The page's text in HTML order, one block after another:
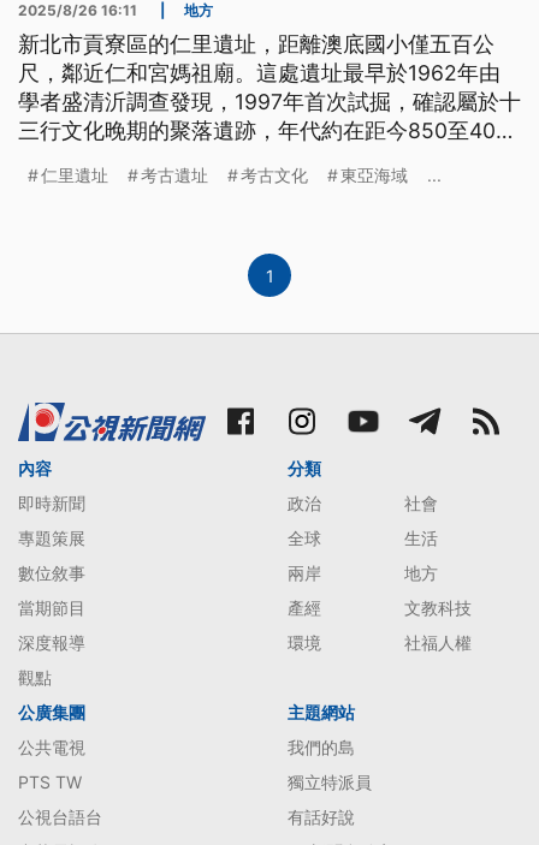
2025/8/26 16:11 地方
新北市貢寮區的仁里遺址，距離澳底國小僅五百公
尺，鄰近仁和宮媽祖廟。這處遺址最早於1962年由
學者盛清沂調查發現，1997年首次試掘，確認屬於十
三行文化晚期的聚落遺跡，年代約在距今850至400
發掘，重建北台灣在史前與原史時期的歷史圖像。
仁里遺址 考古遺址 考古文化 東亞海域 ...
1
內容
即時新聞
專題策展
數位敘事
當期節目
深度報導
觀點
分類
政治
社會
全球
生活
兩岸
地方
產經
文教科技
環境
社福人權
公廣集團
公共電視
PTS TW
公視台語台
主題網站
我們的島
獨立特派員
有話好說